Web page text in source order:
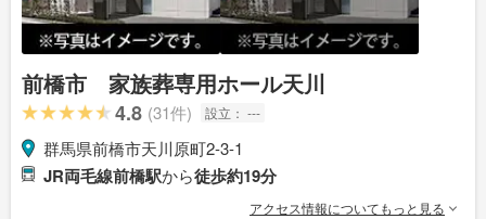
前橋市 家族葬専用ホール天川
4.8 (31件) 設立： ---
群馬県前橋市天川原町2-3-1
JR両毛線前橋駅から徒歩約19分
アクセス情報についてもっと見る